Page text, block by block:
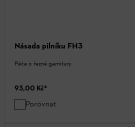
Násada pilníku FH3
Péče o řezné garnitury
93,00 Kč*
Porovnat